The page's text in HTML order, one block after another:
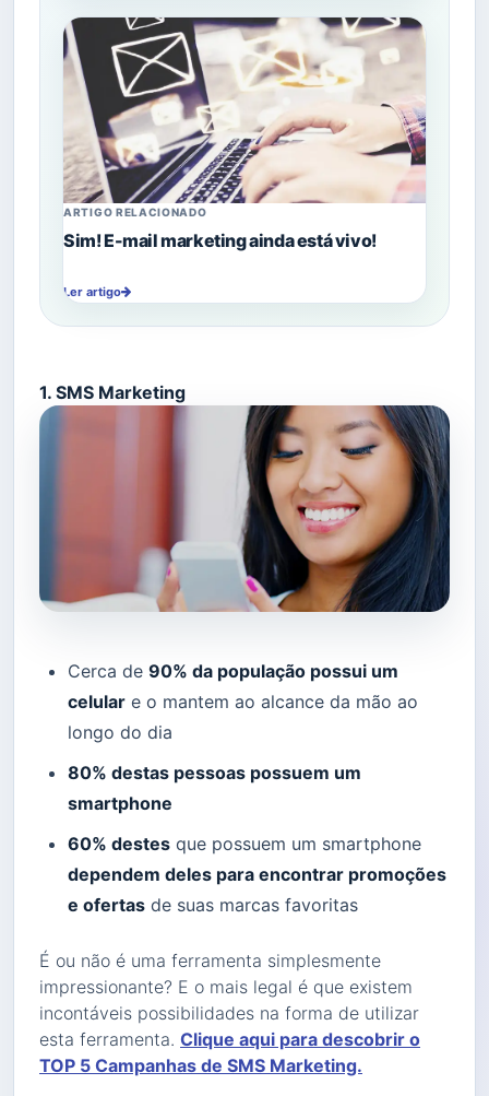
ARTIGO RELACIONADO
Sim! E-mail marketing ainda está vivo!
Ler artigo
1. SMS Marketing
Cerca de 90% da população possui um
celular e o mantem ao alcance da mão ao
longo do dia
80% destas pessoas possuem um
smartphone
60% destes que possuem um smartphone
dependem deles para encontrar promoções
e ofertas de suas marcas favoritas
É ou não é uma ferramenta simplesmente
impressionante? E o mais legal é que existem
incontáveis possibilidades na forma de utilizar
esta ferramenta. Clique aqui para descobrir o
TOP 5 Campanhas de SMS Marketing.